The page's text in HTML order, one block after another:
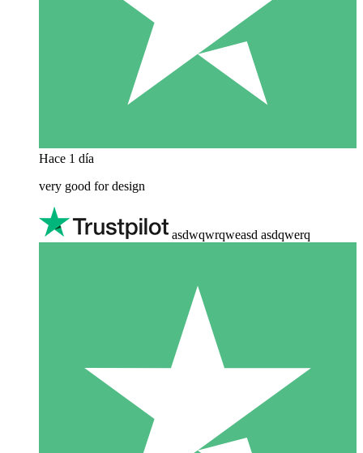
Hace 1 día
very good for design
asdwqwrqweasd asdqwerq